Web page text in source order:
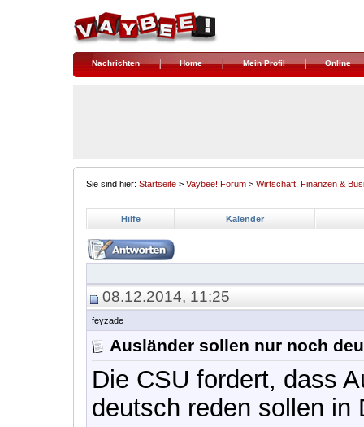
Nachrichten Home Mein Profil Online
Sie sind hier: Startseite > Vaybee! Forum > Wirtschaft, Finanzen &
Hilfe Kalender
08.12.2014, 11:25
feyzade
Ausländer sollen nur noch
Die CSU fordert, dass
deutsch reden sollen in